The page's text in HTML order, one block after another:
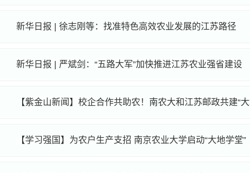
新华日报 | 徐志刚等：找准特色高效农业发展的江苏路径
新华日报 | 严斌剑：“五路大军”加快推进江苏农业强省建设
【学习强国】为农户生产支招 南京农业大学启动“大地学堂”